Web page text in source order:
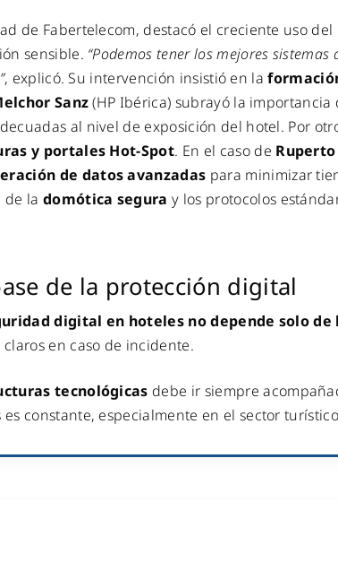
de Fabertelecom, destacó el creciente uso del
sensible. “Podemos tener los mejores
, explicó. Su intervención insistió en la
Sanz(HP Ibérica) subrayó la importancia
al nivel de exposición del hotel. Por
y portales Hot-Spot. En el caso de
de datos avanzadas para minimizar
de la domótica segura y los protocolos
de la protección digital
digital en hoteles no depende solo de
en caso de incidente.
tecnológicas debe ir siempre
constante, especialmente en el sector